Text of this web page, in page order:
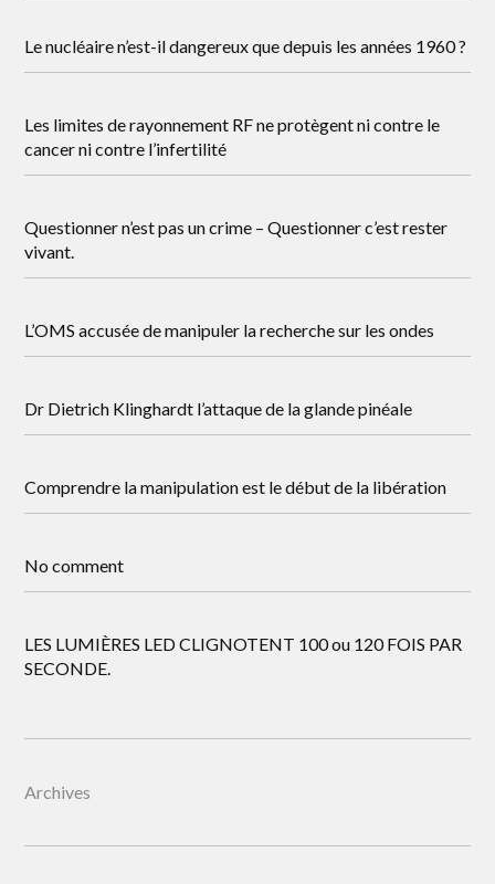
Le nucléaire n’est-il dangereux que depuis les années 1960 ?
Les limites de rayonnement RF ne protègent ni contre le
cancer ni contre l’infertilité
Questionner n’est pas un crime – Questionner c’est rester
vivant.
L’OMS accusée de manipuler la recherche sur les ondes
Dr Dietrich Klinghardt l’attaque de la glande pinéale
Comprendre la manipulation est le début de la libération
No comment
LES LUMIÈRES LED CLIGNOTENT 100 ou 120 FOIS PAR
SECONDE.
Archives